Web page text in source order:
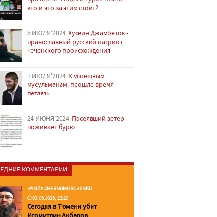
кто и что за этим стоит?
5 ИЮЛЯ'2024 Хусейн Джамбетов -
православный русский патриот
чеченского происхождения
1 ИЮЛЯ'2024 К успешным
мусульманам: прошло время
петлять
24 ИЮНЯ'2024 Посеявший ветер
пожинает бурю
КОММЕНТАРИИ
HAMZA CHERNOMORCHENKO
03.06.2026, 23:29
Сегодня в Тюмени убит
Исомитдин Акбаров